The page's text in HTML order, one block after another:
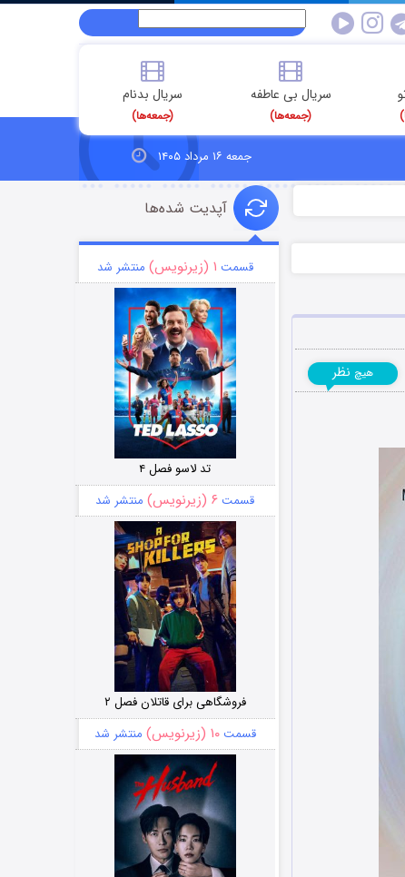
سریال بی عاطفه
(جمعه‌ها)
سریال بدنام
(جمعه‌ها)
جمعه ۱۶ مرداد ۱۴۰۵
هیچ نظر
آپدیت شده‌ها
قسمت ۱ (زیرنویس) منتشر شد
تد لاسو فصل ۴
قسمت ۶ (زیرنویس) منتشر شد
فروشگاهی برای قاتلان فصل ۲
قسمت۱۰ (زیرنویس) منتشر شد